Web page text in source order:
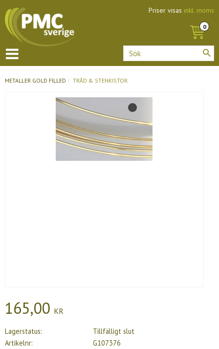
Priser visas inkl. moms
METALLER GOLD FILLED TRÅD & STENKISTOR
165,00 KR
Lagerstatus
Tillfälligt slut
Artikelnr
G107376